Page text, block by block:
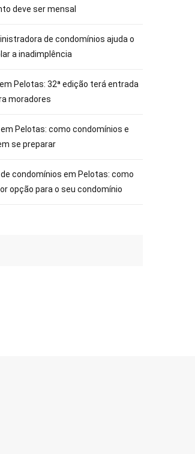
deve ser mensal
de condomínios ajuda o
a inadimplência
Pelotas: 32ª edição terá entrada
moradores
Pelotas: como condomínios e
se preparar
condomínios em Pelotas: como
opção para o seu condomínio